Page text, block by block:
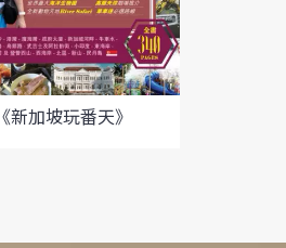
《新加坡玩番天》